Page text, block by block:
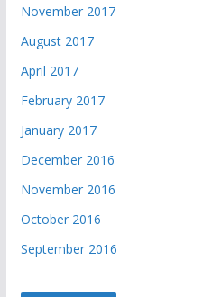
November 2017
August 2017
April 2017
February 2017
January 2017
December 2016
November 2016
October 2016
September 2016